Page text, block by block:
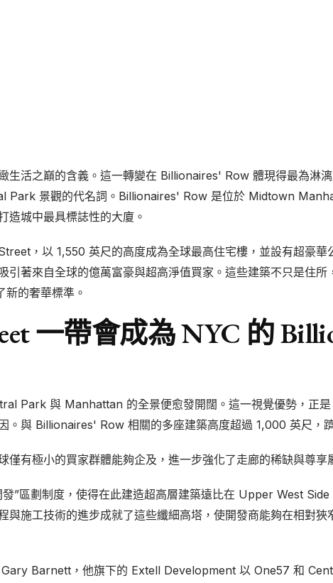
生活之巔的含義。這一轉變在 Billionaires' Row 體現得最為淋
Park 景觀的代名詞。Billionaires' Row 是位於 Midtown
造城中最具標誌性的大廈。
，以 1,550 英尺的高度成為全球最高住宅樓，並設有超豪
引著來自全球的億萬富豪與超高淨值買家。這些建築不只是住所
的奢華標準。
一帶會成為 NYC 的
Park 與 Manhattan 的全景便愈發開闊。這一視覺優勢，正
。與 Billionaires' Row 相關的多座建築高度超過 1,000 英尺，
僅有極小的買家群體能夠企及，進一步強化了走廊的稀缺與尊享
”區劃制度，使得在此建造超高層建築遠比在 Upper West
與施工技術的進步成就了這些纖細高塔，使開發商能夠在相對狹
Gary Barnett，他旗下的 Extell Development 以 One57 和